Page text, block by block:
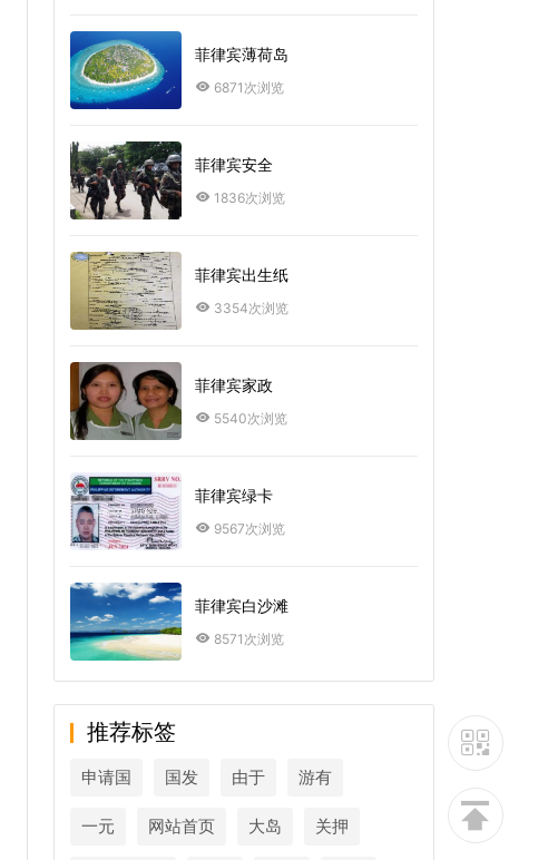
菲律宾薄荷岛
6871次浏览
菲律宾安全
1836次浏览
菲律宾出生纸
3354次浏览
菲律宾家政
5540次浏览
菲律宾绿卡
9567次浏览
菲律宾白沙滩
8571次浏览
推荐标签
申请国 国发 由于 游有
一元 网站首页 大岛 关押